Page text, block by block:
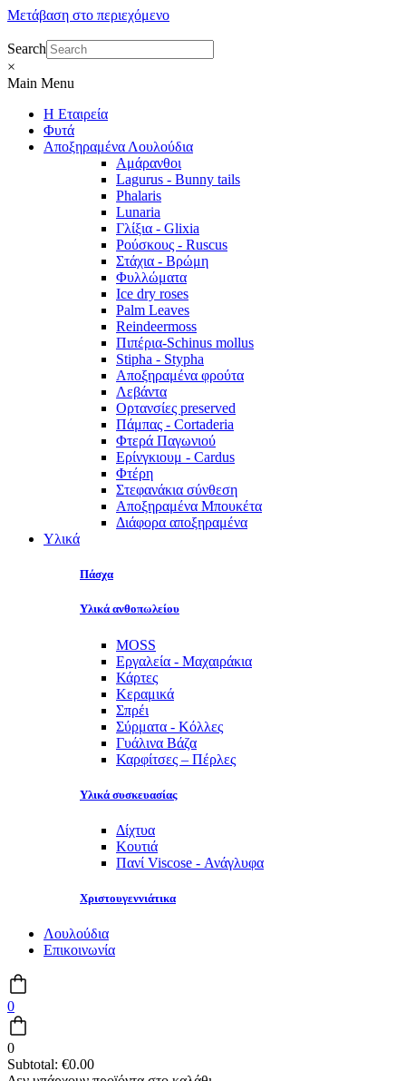
Μετάβαση στο περιεχόμενο
Search
×
Main Menu
Η Εταιρεία
Φυτά
Αποξηραμένα Λουλούδια
Αμάρανθοι
Lagurus - Bunny tails
Phalaris
Lunaria
Γλίξια - Glixia
Ρούσκους - Ruscus
Στάχια - Βρώμη
Φυλλώματα
Ice dry roses
Palm Leaves
Reindeermoss
Πιπέρια-Schinus mollus
Stipha - Stypha
Αποξηραμένα φρούτα
Λεβάντα
Ορτανσίες preserved
Πάμπας - Cortaderia
Φτερά Παγωνιού
Ερίνγκιουμ - Cardus
Φτέρη
Στεφανάκια σύνθεση
Αποξηραμένα Μπουκέτα
Διάφορα αποξηραμένα
Υλικά
Πάσχα
Υλικά ανθοπωλείου
MOSS
Εργαλεία - Μαχαιράκια
Κάρτες
Κεραμικά
Σπρέι
Σύρματα - Κόλλες
Γυάλινα Βάζα
Καρφίτσες – Πέρλες
Υλικά συσκευασίας
Δίχτυα
Κουτιά
Πανί Viscose - Ανάγλυφα
Χριστουγεννιάτικα
Λουλούδια
Επικοινωνία
0
0
Subtotal: €0.00